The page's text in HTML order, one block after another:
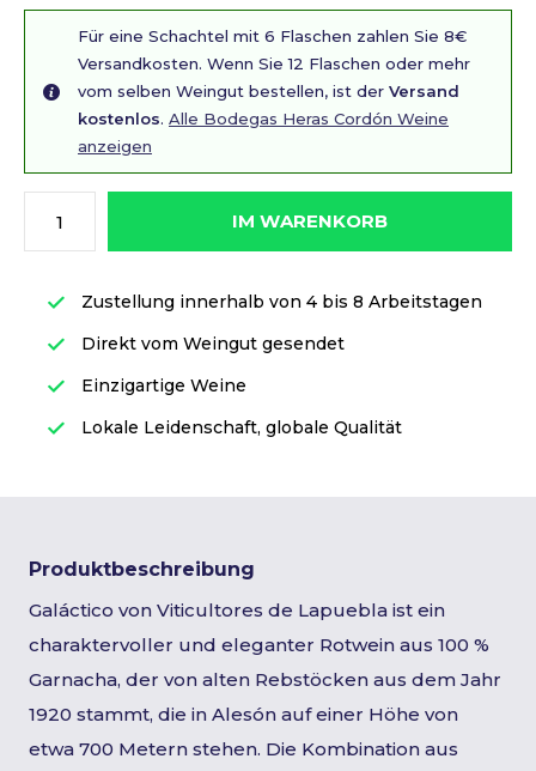
Für eine Schachtel mit 6 Flaschen zahlen Sie 8€
Versandkosten. Wenn Sie 12 Flaschen oder mehr
vom selben Weingut bestellen, ist der Versand
kostenlos. Alle Bodegas Heras Cordón Weine
anzeigen
IM WARENKORB
Zustellung innerhalb von 4 bis 8 Arbeitstagen
Direkt vom Weingut gesendet
Einzigartige Weine
Lokale Leidenschaft, globale Qualität
Produktbeschreibung
Galáctico von Viticultores de Lapuebla ist ein
charaktervoller und eleganter Rotwein aus 100 %
Garnacha, der von alten Rebstöcken aus dem Jahr
1920 stammt, die in Alesón auf einer Höhe von
etwa 700 Metern stehen. Die Kombination aus